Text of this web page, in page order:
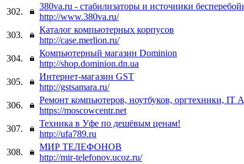
302.
380va.ru - стабилизаторы и источники
http://www.380va.ru/
303.
Каталог компьютерных корпусов
http://case.merlion.ru/
304.
Компьютерный магазин Dominion
http://shop.dominion.dn.ua
305.
Интернет-магазин GST
http://gstsamara.ru/
306.
Ремонт компьютеров, ноутбуков, оргтехники, IT
https://moscowcentr.net
307.
Техника в Уфе по дешёвым ценам!
http://ufa789.ru
308.
МИР ТЕЛЕФОНОВ
http://mir-telefonov.ucoz.ru/